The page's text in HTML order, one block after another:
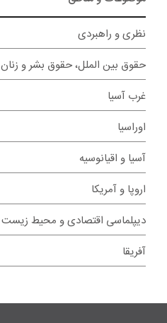
نظری و راهبردی
حقوق بین الملل، حقوق بشر و زنان
غرب آسیا
اوراسیا
آسیا و اقیانوسیه
اروپا و آمریکا
دیپلماسی اقتصادی و محیط زیست
آفریقا